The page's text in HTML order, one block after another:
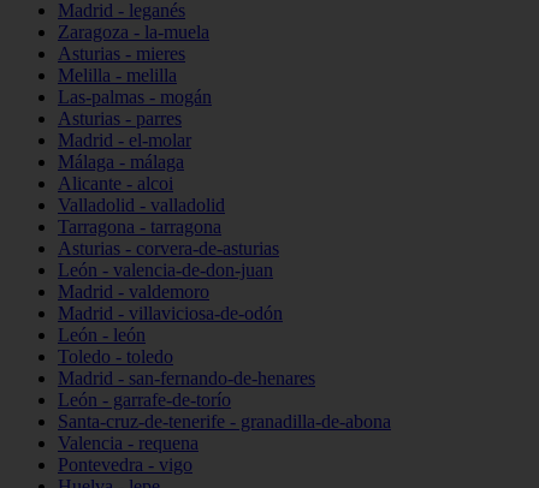
Madrid - leganés
Zaragoza - la-muela
Asturias - mieres
Melilla - melilla
Las-palmas - mogán
Asturias - parres
Madrid - el-molar
Málaga - málaga
Alicante - alcoi
Valladolid - valladolid
Tarragona - tarragona
Asturias - corvera-de-asturias
León - valencia-de-don-juan
Madrid - valdemoro
Madrid - villaviciosa-de-odón
León - león
Toledo - toledo
Madrid - san-fernando-de-henares
León - garrafe-de-torío
Santa-cruz-de-tenerife - granadilla-de-abona
Valencia - requena
Pontevedra - vigo